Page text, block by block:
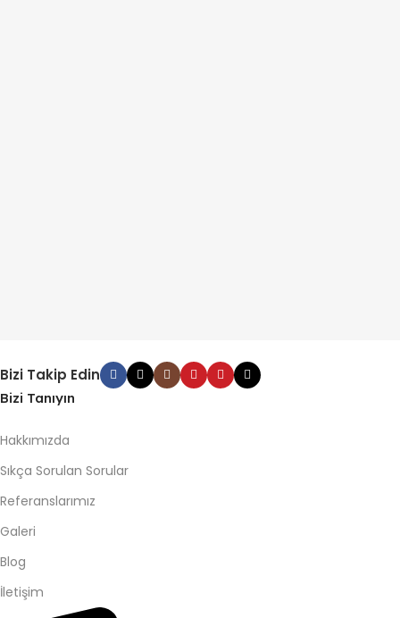
Bizi Takip Edin
Bizi Tanıyın
Hakkımızda
Sıkça Sorulan Sorular
Referanslarımız
Galeri
Blog
İletişim